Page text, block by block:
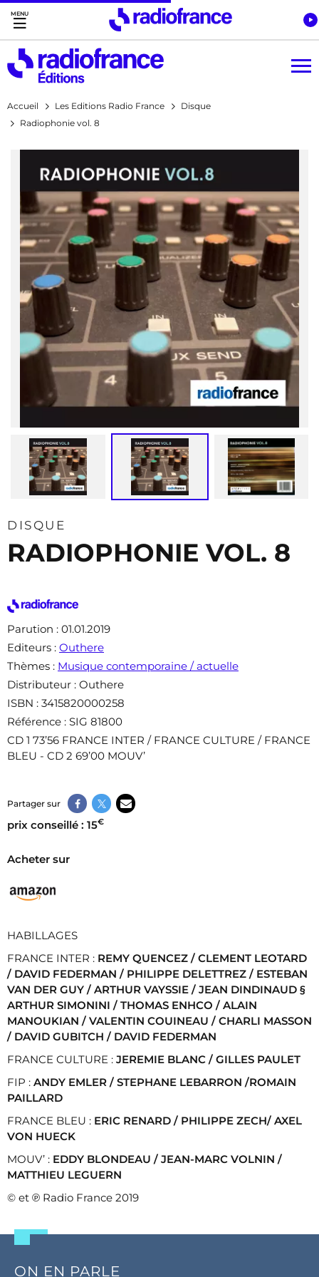
Accès direct :
Menu principal
Contenu
Accueil Les Editions Radio France
Disque
Radiophonie vol. 8
DISQUE
RADIOPHONIE VOL. 8
Parution : 01.01.2019
Editeurs : Outhere
Thèmes : Musique contemporaine / actuelle
Distributeur : Outhere
ISBN : 3415820000258
Référence : SIG 81800
CD 1 73’56 FRANCE INTER / FRANCE CULTURE / FRANCE
BLEU - CD 2 69’00 MOUV’
Partager sur
prix conseillé : 15€
Acheter sur
HABILLAGES
FRANCE INTER : REMY QUENCEZ / CLEMENT LEOTARD
/ DAVID FEDERMAN / PHILIPPE DELETTREZ / ESTEBAN
VAN DER GUY / ARTHUR VAYSSIE / JEAN DINDINAUD §
ARTHUR SIMONINI / THOMAS ENHCO / ALAIN
MANOUKIAN / VALENTIN COUINEAU / CHARLI MASSON
/ DAVID GUBITCH / DAVID FEDERMAN
FRANCE CULTURE : JEREMIE BLANC / GILLES PAULET
FIP : ANDY EMLER / STEPHANE LEBARRON /ROMAIN
PAILLARD
FRANCE BLEU : ERIC RENARD / PHILIPPE ZECH/ AXEL
VON HUECK
MOUV’ : EDDY BLONDEAU / JEAN-MARC VOLNIN /
MATTHIEU LEGUERN
© et ℗ Radio France 2019
ON EN PARLE